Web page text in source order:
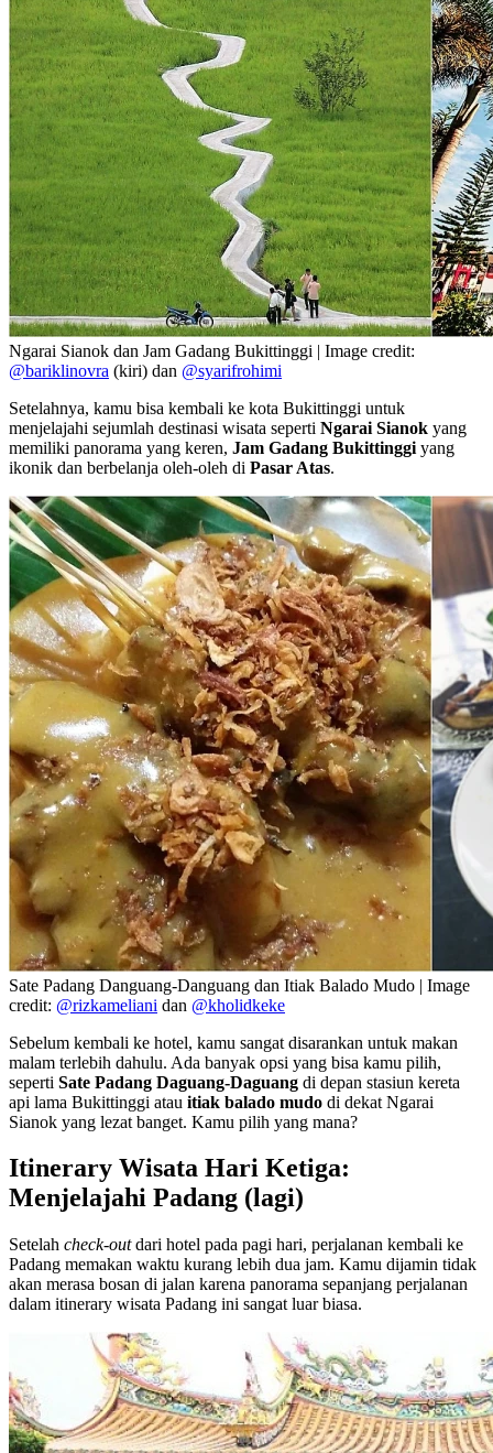
Ngarai Sianok dan Jam Gadang Bukittinggi | Image credit:
@bariklinovra (kiri) dan @syarifrohimi
Setelahnya, kamu bisa kembali ke kota Bukittinggi untuk
menjelajahi sejumlah destinasi wisata seperti Ngarai Sianok yang
memiliki panorama yang keren, Jam Gadang Bukittinggi yang
ikonik dan berbelanja oleh-oleh di Pasar Atas.
Sate Padang Danguang-Danguang dan Itiak Balado Mudo | Image
credit: @rizkameliani dan @kholidkeke
Sebelum kembali ke hotel, kamu sangat disarankan untuk makan
malam terlebih dahulu. Ada banyak opsi yang bisa kamu pilih,
seperti Sate Padang Daguang-Daguang di depan stasiun kereta
api lama Bukittinggi atau itiak balado mudo di dekat Ngarai
Sianok yang lezat banget. Kamu pilih yang mana?
Itinerary Wisata Hari Ketiga:
Menjelajahi Padang (lagi)
Setelah check-outdari hotel pada pagi hari, perjalanan kembali ke
Padang memakan waktu kurang lebih dua jam. Kamu dijamin tidak
akan merasa bosan di jalan karena panorama sepanjang perjalanan
dalam itinerary wisata Padang ini sangat luar biasa.